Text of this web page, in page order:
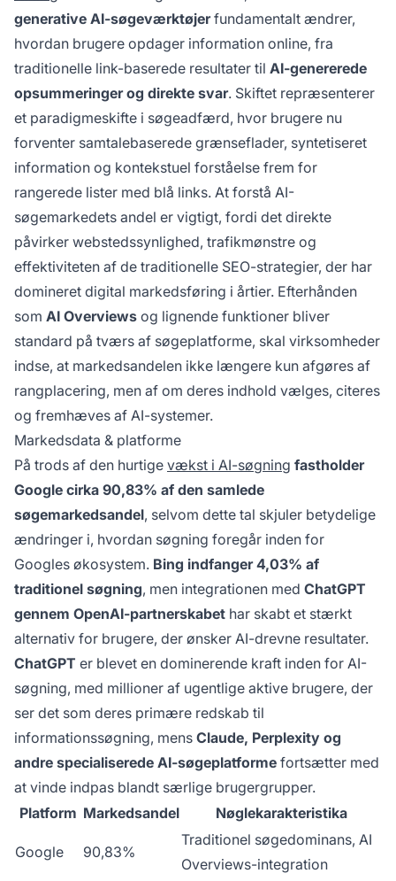
generative AI-søgeværktøjerfundamentalt ændrer,
hvordan brugere opdager information online, fra
traditionelle link-baserede resultater til AI-genererede
opsummeringer og direkte svar. Skiftet repræsenterer
et paradigmeskifte i søgeadfærd, hvor brugere nu
forventer samtalebaserede grænseflader, syntetiseret
information og kontekstuel forståelse frem for
rangerede lister med blå links. At forstå AI-
søgemarkedets andel er vigtigt, fordi det direkte
påvirker webstedssynlighed, trafikmønstre og
effektiviteten af de traditionelle SEO-strategier, der har
domineret digital markedsføring i årtier. Efterhånden
som AI Overviews og lignende funktioner bliver
standard på tværs af søgeplatforme, skal virksomheder
indse, at markedsandelen ikke længere kun afgøres af
rangplacering, men af om deres indhold vælges, citeres
og fremhæves af AI-systemer.
Markedsdata & platforme
På trods af den hurtige vækst i AI-søgning fastholder
Google cirka 90,83% af den samlede
søgemarkedsandel, selvom dette tal skjuler betydelige
ændringer i, hvordan søgning foregår inden for
Googles økosystem. Bing indfanger 4,03% af
traditionel søgning, men integrationen med ChatGPT
gennem OpenAI-partnerskabet har skabt et stærkt
alternativ for brugere, der ønsker AI-drevne resultater.
ChatGPT er blevet en dominerende kraft inden for AI-
søgning, med millioner af ugentlige aktive brugere, der
ser det som deres primære redskab til
informationssøgning, mens Claude, Perplexity og
andre specialiserede AI-søgeplatforme fortsætter med
at vinde indpas blandt særlige brugergrupper.
Platform Markedsandel Nøglekarakteristika
Google 90,83%
Traditionel søgedominans, AI
Overviews-integration